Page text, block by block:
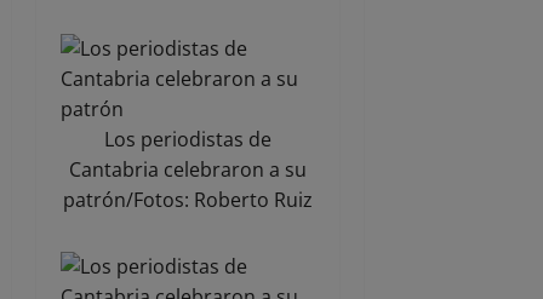
Los periodistas de
Cantabria celebraron a su
patrón/Fotos: Roberto Ruiz